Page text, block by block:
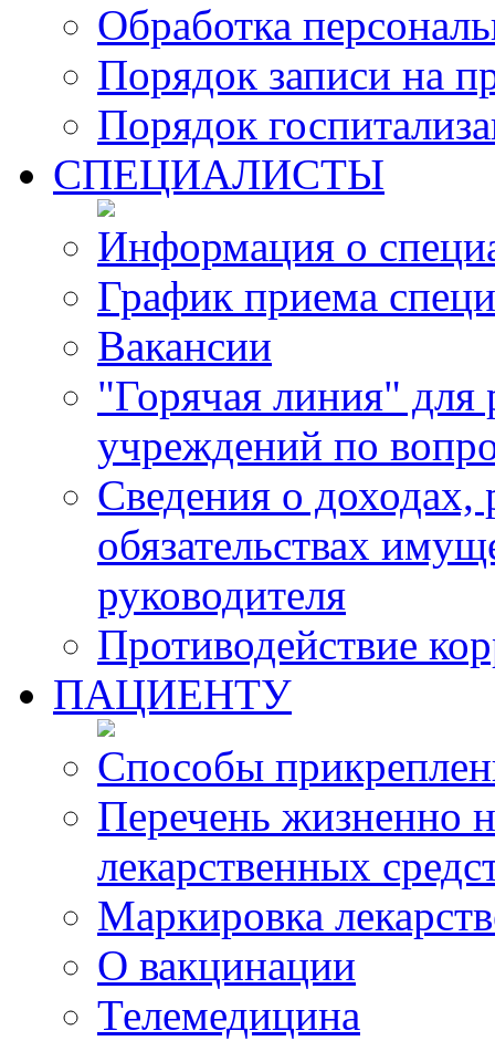
Обработка
Порядок записи на
Порядок
СПЕЦИАЛИСТЫ
Информация о
График приема
Вакансии
"Горячая линия"
учреждений по
Сведения о доходах,
обязательствах
руководителя
Противодействие
ПАЦИЕНТУ
Способы
Перечень жизненно
лекарственных
Маркировка
О вакцинации
Телемедицина